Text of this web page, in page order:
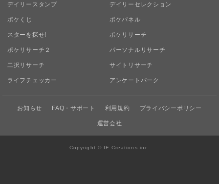
デイリースタンプ デイリーセレクション
ポケくじ ポケパネル
スターを探せ! ポケリサーチ
ポケリサーチ２ パーソナルリサーチ
二択リサーチ サイトリサーチ
ライフチェッカー アンケートパーク
お知らせ FAQ・サポート 利用規約 プライバシーポリシー
運営会社
Copyright © IF Creations inc.